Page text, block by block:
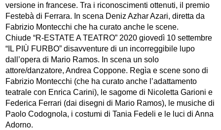
versione in francese. Tra i riconoscimenti ottenuti, il premio
Festebà di Ferrara. In scena Deniz Azhar Azari, diretta da
Fabrizio Montecchi che ha curato anche le scene.
Chiude “R-ESTATE A TEATRO” 2020 giovedì 10 settembre
“IL PIÙ FURBO” disavventure di un incorreggibile lupo
dall’opera di Mario Ramos. In scena un solo
attore/danzatore, Andrea Coppone. Regìa e scene sono di
Fabrizio Montecchi (che ha curato anche l’adattamento
teatrale con Enrica Carini), le sagome di Nicoletta Garioni e
Federica Ferrari (dai disegni di Mario Ramos), le musiche di
Paolo Codognola, i costumi di Tania Fedeli e le luci di Anna
Adorno.